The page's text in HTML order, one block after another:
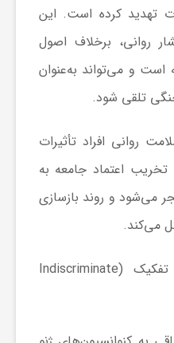
تهدید کرده است. این
روانی، برخلاف اصول
است و می‌تواند به‌عنوان
تلقی شود.
روانی افراد تأثیرات
اعتماد جامعه به
می‌شود و روند بازسازی
می‌کند.
(Indiscriminate